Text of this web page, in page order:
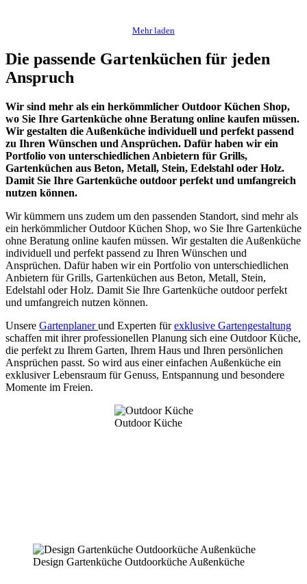
Mehr laden
Die passende Gartenküchen für jeden
Anspruch
Wir sind mehr als ein herkömmlicher Outdoor Küchen Shop,
wo Sie Ihre Gartenküche ohne Beratung online kaufen müssen.
Wir gestalten die Außenküche individuell und perfekt passend
zu Ihren Wünschen und Ansprüchen. Dafür haben wir ein
Portfolio von unterschiedlichen Anbietern für Grills,
Gartenküchen aus Beton, Metall, Stein, Edelstahl oder Holz.
Damit Sie Ihre Gartenküche outdoor perfekt und umfangreich
nutzen können.
Wir kümmern uns zudem um den passenden Standort, sind mehr als
ein herkömmlicher Outdoor Küchen Shop, wo Sie Ihre Gartenküche
ohne Beratung online kaufen müssen. Wir gestalten die Außenküche
individuell und perfekt passend zu Ihren Wünschen und
Ansprüchen. Dafür haben wir ein Portfolio von unterschiedlichen
Anbietern für Grills, Gartenküchen aus Beton, Metall, Stein,
Edelstahl oder Holz. Damit Sie Ihre Gartenküche outdoor perfekt
und umfangreich nutzen können.
Unsere Gartenplanerund Experten fürexklusive Gartengestaltung
schaffen mit ihrer professionellen Planung sich eine Outdoor Küche,
die perfekt zu Ihrem Garten, Ihrem Haus und Ihren persönlichen
Ansprüchen passt. So wird aus einer einfachen Außenküche ein
exklusiver Lebensraum für Genuss, Entspannung und besondere
Momente im Freien.
Outdoor Küche
Design Gartenküche Outdoorküche Außenküche